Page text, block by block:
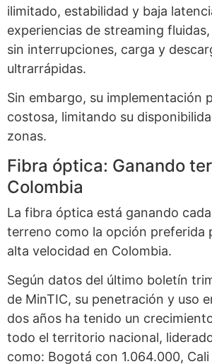
ilimitado, estabilidad y baja
experiencias de streaming
sin interrupciones, carga y
ultrarrápidas.
Sin embargo, su implementación
costosa, limitando su
zonas.
Fibra óptica: Ganando
Colombia
La fibra óptica está ganando
terreno como la opción preferida
alta velocidad en Colombia.
Según datos del último boletín
de MinTIC, su penetración y uso
dos años ha tenido un
todo el territorio nacional,
como: Bogotá con 1.064.000,